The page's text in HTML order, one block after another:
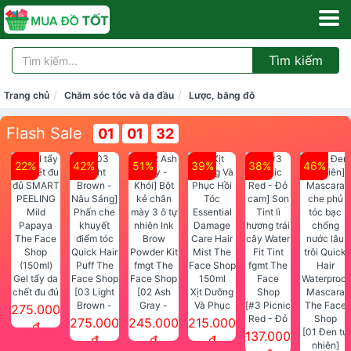
Tìm kiếm
Trang chủ Chăm sóc tóc và da đầu Lược, băng đô
Flash Sale 01 01 31
22%
Gel tẩy da
chết đu đủ
SMART
PEELING
275.000
đ
42%
[03 Light
Brown -
Nâu Sáng]
Phấn che
275.000
đ
51%
[02 Ash
Gray -
Khói] Bột
kẻ chân
245.000
đ
39%
Xịt Dưỡng
Và Phục
Hồi Tóc
Essential
215.000
đ
38%
[#3 Picnic
Red - Đỏ
cam] Son
137.000
46%
[01 Đen tự
nhiên]